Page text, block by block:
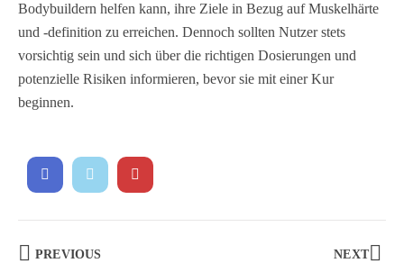
Bodybuildern helfen kann, ihre Ziele in Bezug auf Muskelhärte
und -definition zu erreichen. Dennoch sollten Nutzer stets
vorsichtig sein und sich über die richtigen Dosierungen und
potenzielle Risiken informieren, bevor sie mit einer Kur
beginnen.
PREVIOUS NEXT